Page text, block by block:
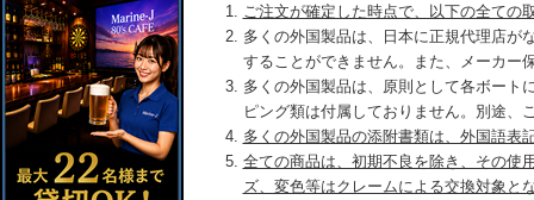
ご注文が確定した時点で、以下の全ての
多くの外国製品は、日本に正規代理店が
することができません。また、メーカー
多くの外国製品は、原則として各ボート
ピング類は付属しておりません。別途、
多くの外国製品の添附書類は、外国語表
全ての商品は、初期不良を除き、その使
ズ、変色等はクレームによる交換対象と